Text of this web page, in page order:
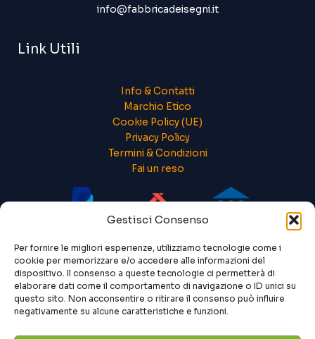
Gestisci Consenso
Per fornire le migliori esperienze, utilizziamo tecnologie come i
cookie per memorizzare e/o accedere alle informazioni del
dispositivo. Il consenso a queste tecnologie ci permetterà di
elaborare dati come il comportamento di navigazione o ID unici su
questo sito. Non acconsentire o ritirare il consenso può influire
negativamente su alcune caratteristiche e funzioni.
info@fabbricadeisegni.it
Link Utili
Info & Contatti
Marchio Etico
Cookie Policy (UE)
Privacy Policy
Termini & Condizioni
Fai un reso